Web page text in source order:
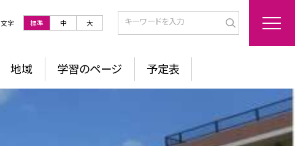
文字 標準 中 大
地域 学習のページ 予定表